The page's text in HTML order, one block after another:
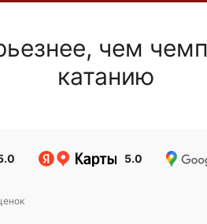
чем
катанию
5.0